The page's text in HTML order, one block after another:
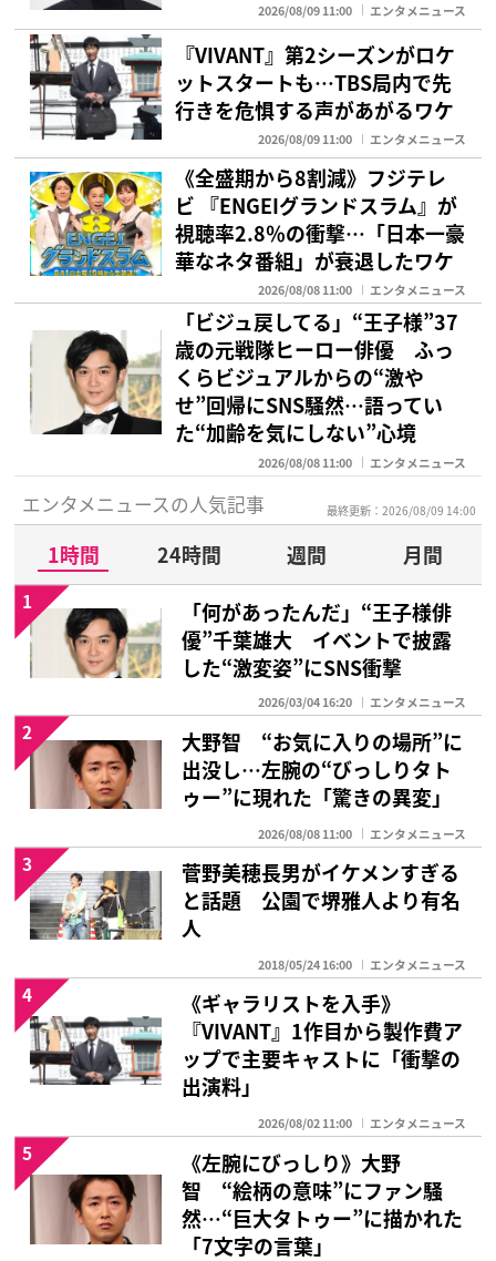
2026/08/09 11:00 エンタメニュース
『VIVANT』第2シーズンがロケ
ットスタートも…TBS局内で先
行きを危惧する声があがるワケ
2026/08/09 11:00 エンタメニュース
《全盛期から8割減》フジテレ
ビ 『ENGEIグランドスラム』が
視聴率2.8％の衝撃…「日本一豪
華なネタ番組」が衰退したワケ
2026/08/08 11:00 エンタメニュース
「ビジュ戻してる」“王子様”37
歳の元戦隊ヒーロー俳優 ふっ
くらビジュアルからの“激や
せ”回帰にSNS騒然…語ってい
た“加齢を気にしない”心境
2026/08/08 11:00 エンタメニュース
エンタメニュースの人気記事 最終更新：2026/08/09 14:00
1時間 24時間 週間
月間
「何があったんだ」“王子様俳
優”千葉雄大 イベントで披露
した“激変姿”にSNS衝撃
2026/03/04 16:20 エンタメニュース
1
大野智 “お気に入りの場所”に
出没し…左腕の“びっしりタト
ゥー”に現れた「驚きの異変」
2026/08/08 11:00 エンタメニュース
2
菅野美穂長男がイケメンすぎる
と話題 公園で堺雅人より有名
人
2018/05/24 16:00 エンタメニュース
3
《ギャラリストを入手》
『VIVANT』1作目から製作費ア
ップで主要キャストに「衝撃の
出演料」
2026/08/02 11:00 エンタメニュース
4
《左腕にびっしり》大野
智 “絵柄の意味”にファン騒
然…“巨大タトゥー”に描かれた
「7文字の言葉」
5